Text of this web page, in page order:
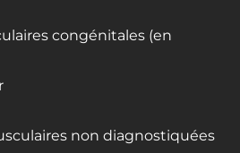
congénitales (en
non diagnostiquées